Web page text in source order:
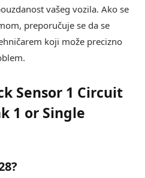
vašeg vozila. Ako se
preporučuje se da se
koji može precizno
Sensor 1 Circuit
1 or Single